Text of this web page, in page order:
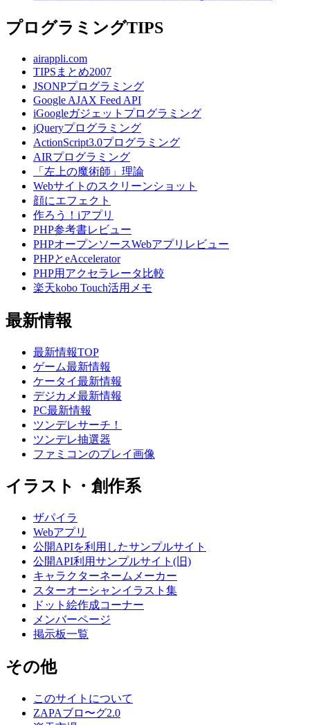
プログラミングTIPS
airappli.com
TIPSまとめ2007
JSONPプログラミング
Google AJAX Feed API
iGoogleガジェットプログラミング
jQueryプログラミング
ActionScript3.0プログラミング
AIRプログラミング
「左上の魔術師」理論
Webサイトのスクリーンショット
顔にエフェクト
作ろう！iアプリ
PHP参考書レビュー
PHPオープンソースWebアプリレビュー
PHPとeAccelerator
PHP用アクセラレータ比較
楽天kobo Touch活用メモ
最新情報
最新情報TOP
ゲーム最新情報
ケータイ最新情報
デジカメ最新情報
PC最新情報
ツンデレサーチ！
ツンデレ抽選器
ファミコンのプレイ画像
イラスト・創作系
ザパイラ
Webアプリ
公開APIを利用したサンプルサイト
公開API利用サンプルサイト(旧)
キャラクターネームメーカー
スターオーシャンイラスト集
ドット絵作成コーナー
メンバーページ
掲示板一覧
その他
このサイトについて
ZAPAブロ〜グ2.0